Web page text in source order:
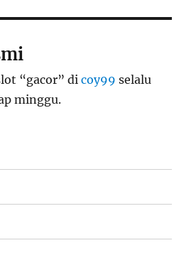
“gacor” dicoy99 selalu
minggu.